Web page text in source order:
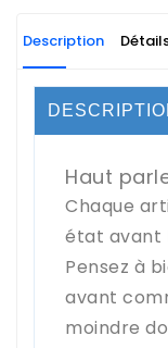
Description
Haut
Chaque
état avant
Pensez à
avant
moindre